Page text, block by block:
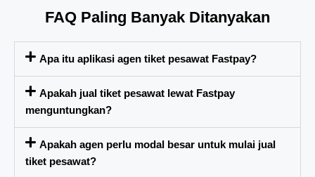
FAQ Paling Banyak Ditanyakan
Apa itu aplikasi agen tiket pesawat Fastpay?
Apakah jual tiket pesawat lewat Fastpay
menguntungkan?
Apakah agen perlu modal besar untuk mulai jual
tiket pesawat?